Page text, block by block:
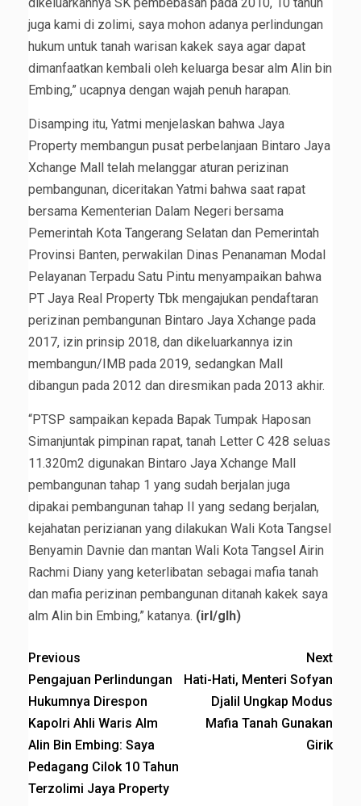
dikeluarkannya SK pembebasan pada 2010, 10 tahun
juga kami di zolimi, saya mohon adanya perlindungan
hukum untuk tanah warisan kakek saya agar dapat
dimanfaatkan kembali oleh keluarga besar alm Alin bin
Embing,” ucapnya dengan wajah penuh harapan.
Disamping itu, Yatmi menjelaskan bahwa Jaya
Property membangun pusat perbelanjaan Bintaro Jaya
Xchange Mall telah melanggar aturan perizinan
pembangunan, diceritakan Yatmi bahwa saat rapat
bersama Kementerian Dalam Negeri bersama
Pemerintah Kota Tangerang Selatan dan Pemerintah
Provinsi Banten, perwakilan Dinas Penanaman Modal
Pelayanan Terpadu Satu Pintu menyampaikan bahwa
PT Jaya Real Property Tbk mengajukan pendaftaran
perizinan pembangunan Bintaro Jaya Xchange pada
2017, izin prinsip 2018, dan dikeluarkannya izin
membangun/IMB pada 2019, sedangkan Mall
dibangun pada 2012 dan diresmikan pada 2013 akhir.
“PTSP sampaikan kepada Bapak Tumpak Haposan
Simanjuntak pimpinan rapat, tanah Letter C 428 seluas
11.320m2 digunakan Bintaro Jaya Xchange Mall
pembangunan tahap 1 yang sudah berjalan juga
dipakai pembangunan tahap II yang sedang berjalan,
kejahatan perizianan yang dilakukan Wali Kota Tangsel
Benyamin Davnie dan mantan Wali Kota Tangsel Airin
Rachmi Diany yang keterlibatan sebagai mafia tanah
dan mafia perizinan pembangunan ditanah kakek saya
alm Alin bin Embing,” katanya. (irl/glh)
Previous
Pengajuan Perlindungan
Hukumnya Direspon
Kapolri Ahli Waris Alm
Alin Bin Embing: Saya
Pedagang Cilok 10 Tahun
Terzolimi Jaya Property
Next
Hati-Hati, Menteri Sofyan
Djalil Ungkap Modus
Mafia Tanah Gunakan
Girik